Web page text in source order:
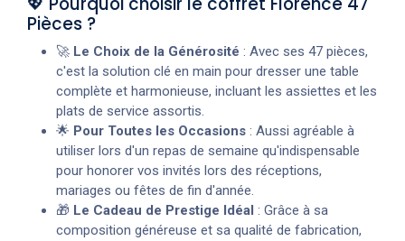
Pièces ?
🚀 Le Choix de la Générosité : Avec ses 47 pièces,
c'est la solution clé en main pour dresser une table
complète et harmonieuse, incluant les assiettes et les
plats de service assortis.
🌟 Pour Toutes les Occasions : Aussi agréable à
utiliser lors d'un repas de semaine qu'indispensable
pour honorer vos invités lors des réceptions,
mariages ou fêtes de fin d'année.
🎁 Le Cadeau de Prestige Idéal : Grâce à sa
composition généreuse et sa qualité de fabrication,